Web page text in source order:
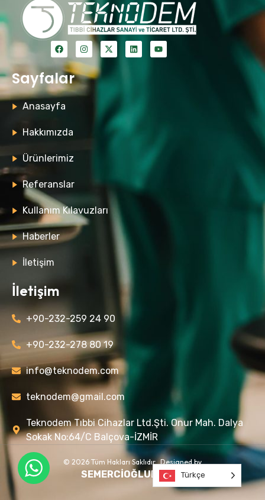
Sayfalar
Anasayfa
Hakkımızda
Ürünlerimiz
Referanslar
Kullanım Kılavuzları
Haberler
İletişim
İletişim
+90-232-259 24 90
+90-232-278 80 19
info@teknodem.com
teknodem@gmail.com
Teknodem Tıbbi Cihazlar Ltd.Şti. Onur Mah. Dalya
Sokak No:64/C Balçova-İZMİR
© 2026 Tüm Hakları Saklıdır. Designed by
SEMERCİOĞLUDESIGNTürkçe